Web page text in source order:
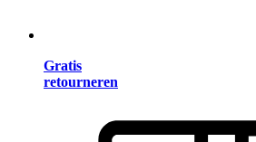
Gratis
retourneren